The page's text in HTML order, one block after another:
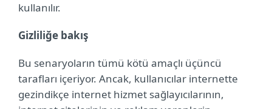
kullanılır.
Gizliliğe bakış
Bu senaryoların tümü kötü amaçlı üçüncü
tarafları içeriyor. Ancak, kullanıcılar internette
gezindikçe internet hizmet sağlayıcılarının,